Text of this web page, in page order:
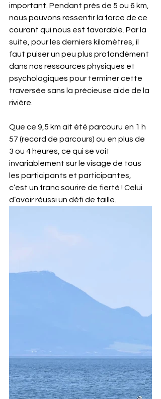
important. Pendant près de 5 ou 6 km,
nous pouvons ressentir la force de ce
courant qui nous est favorable. Par la
suite, pour les derniers kilomètres, il
faut puiser un peu plus profondément
dans nos ressources physiques et
psychologiques pour terminer cette
traversée sans la précieuse aide de la
rivière.
Que ce 9,5 km ait été parcouru en 1 h
57 (record de parcours) ou en plus de
3 ou 4 heures, ce qui se voit
invariablement sur le visage de tous
les participants et participantes,
c’est un franc sourire de fierté ! Celui
d’avoir réussi un défi de taille.